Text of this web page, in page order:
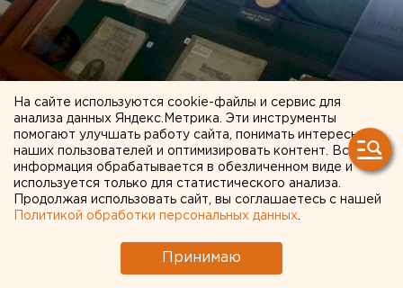
«А вот это у нас грамота Александра
Николаевича, царя нашего»
, — обратила внимание
На сайте используются cookie-файлы и сервис для
анализа данных Яндекс.Метрика. Эти инструменты
помогают улучшать работу сайта, понимать интересы
наших пользователей и оптимизировать контент. Вся
информация обрабатывается в обезличенном виде и
используется только для статистического анализа.
Продолжая использовать сайт, вы соглашаетесь с нашей
Политикой обработки персональных данных
Принимаю